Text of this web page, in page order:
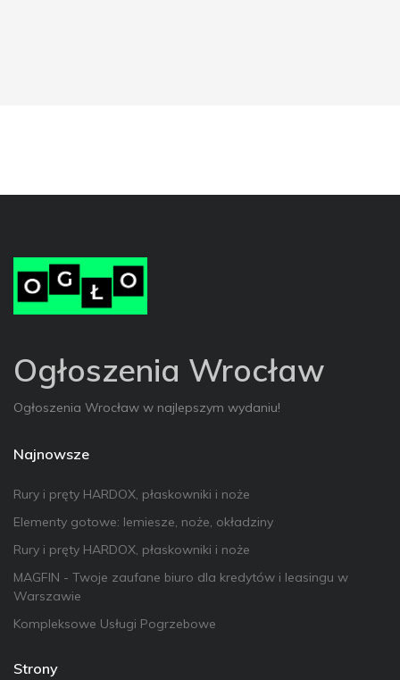
Ogłoszenia Wrocław
Ogłoszenia Wrocław w najlepszym wydaniu!
Najnowsze
Rury i pręty HARDOX, płaskowniki i noże
Elementy gotowe: lemiesze, noże, okładziny
Rury i pręty HARDOX, płaskowniki i noże
MAGFIN - Twoje zaufane biuro dla kredytów i leasingu w
Warszawie
Kompleksowe Usługi Pogrzebowe
Strony